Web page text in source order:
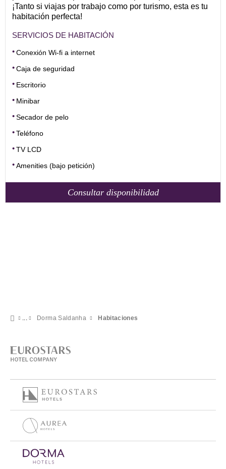
¡Tanto si viajas por trabajo como por turismo, esta es tu
habitación perfecta!
SERVICIOS DE HABITACIÓN
Conexión Wi-fi a internet
Caja de seguridad
Escritorio
Minibar
Secador de pelo
Teléfono
TV LCD
Amenities (bajo petición)
Consultar disponibilidad
Dorma Saldanha Habitaciones